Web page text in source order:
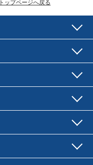
トップページへ戻る